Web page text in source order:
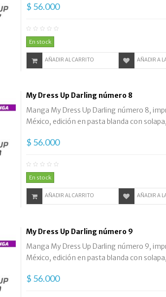
$ 56.000
En stock
AÑADIR AL CARRITO AÑADIR A
My Dress Up Darling número 8
Manga My Dress Up Darling número 8,
México, edición en pasta blanda con
$ 56.000
En stock
AÑADIR AL CARRITO AÑADIR A
My Dress Up Darling número 9
Manga My Dress Up Darling número 9,
México, edición en pasta blanda con
$ 56.000